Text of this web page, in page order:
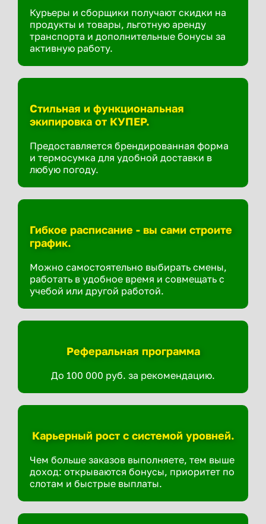
Курьеры и сборщики получают скидки на
продукты и товары, льготную аренду
транспорта и дополнительные бонусы за
активную работу.
Стильная и функциональная
экипировка от КУПЕР.
Предоставляется брендированная форма
и термосумка для удобной доставки в
любую погоду.
Гибкое расписание - вы сами строите
график.
Можно самостоятельно выбирать смены,
работать в удобное время и совмещать с
учебой или другой работой.
Реферальная программа
До 100 000 руб. за рекомендацию.
Карьерный рост с системой уровней.
Чем больше заказов выполняете, тем выше
доход: открываются бонусы, приоритет по
слотам и быстрые выплаты.